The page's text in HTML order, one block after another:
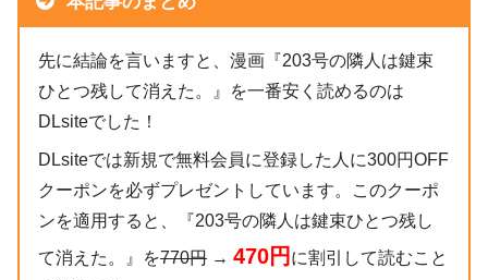
先に結論を言いますと、漫画『203号の隣人は鍵束
ひとつ残して消えた。』を一番安く読めるのは
DLsiteでした！
DLsiteでは新規で無料会員に登録した人に300円OFF
クーポンを必ずプレゼントしています。このクーポ
ンを適用すると、『203号の隣人は鍵束ひとつ残し
て消えた。』を770円 →470円 に割引して読むこと